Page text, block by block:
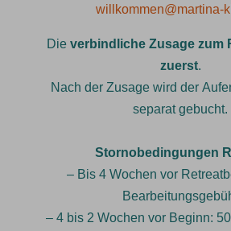
willkommen@martina-
Die verbindliche Zusage zum
zuerst.
Nach der Zusage wird der
separat gebucht.
Stornobedingungen
– Bis 4 Wochen vor
– 4 bis 2 Wochen vor Beginn: